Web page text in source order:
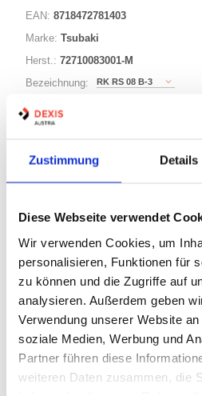
Zustimmung Details
Diese Webseite verwendet
Wir verwenden Cookies, um
personalisieren, Funktionen für
zu können und die Zugriffe auf
analysieren. Außerdem geben
Verwendung unserer Website
soziale Medien, Werbung und
Partner führen diese
weiteren Daten zusammen, die
EAN: 8718472781403
Marke: Tsubaki
Herst.: 72710083001-M
Bezeichnung:
RK RS 08 B-3
Bolzen Länge L:
Bolzen Länge L1:
Bolzen Ø:
LFM
Lager anzeigen
PRODUKTBESCHREIBUNG